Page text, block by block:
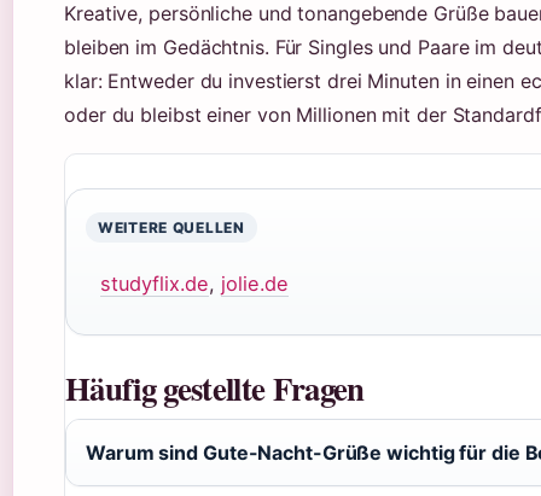
Kreative, persönliche und tonangebende Grüße
bleiben im Gedächtnis. Für Singles und Paare im
klar: Entweder du investierst drei Minuten in einen
oder du bleibst einer von Millionen mit der
WEITERE QUELLEN
studyflix.de, jolie.de
Häufig gestellte Fragen
Warum sind Gute-Nacht-Grüße wichtig für die